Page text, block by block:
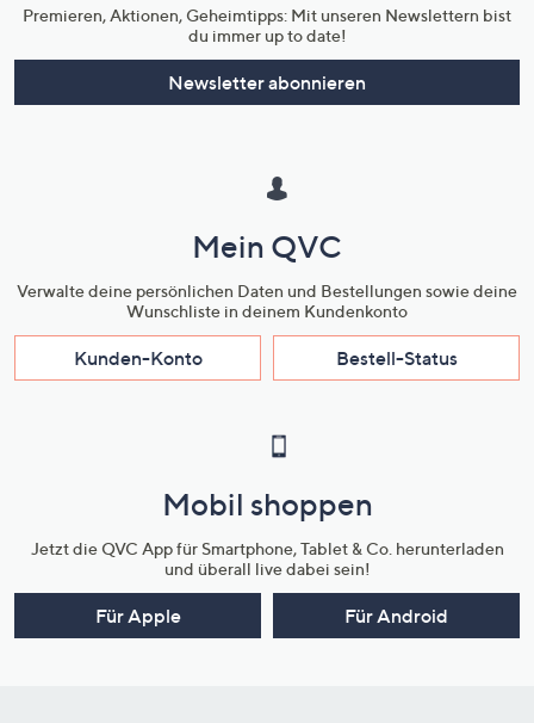
Premieren, Aktionen, Geheimtipps: Mit unseren Newslettern bist
du immer up to date!
Newsletter abonnieren
Mein QVC
Verwalte deine persönlichen Daten und Bestellungen sowie deine
Wunschliste in deinem Kundenkonto
Kunden-Konto Bestell-Status
Mobil shoppen
Jetzt die QVC App für Smartphone, Tablet & Co. herunterladen
und überall live dabei sein!
Für Apple Für Android